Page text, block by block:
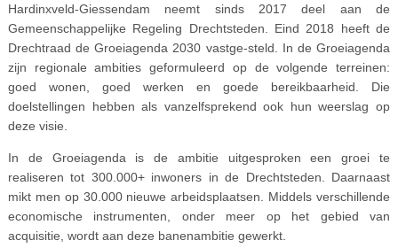
Hardinxveld-Giessendam neemt sinds 2017 deel aan de
Gemeenschappelijke Regeling Drechtsteden. Eind 2018 heeft de
Drechtraad de Groeiagenda 2030 vastge-steld. In de Groeiagenda
zijn regionale ambities geformuleerd op de volgende terreinen:
goed wonen, goed werken en goede bereikbaarheid. Die
doelstellingen hebben als vanzelfsprekend ook hun weerslag op
deze visie.
In de Groeiagenda is de ambitie uitgesproken een groei te
realiseren tot 300.000+ inwoners in de Drechtsteden. Daarnaast
mikt men op 30.000 nieuwe arbeidsplaatsen. Middels verschillende
economische instrumenten, onder meer op het gebied van
acquisitie, wordt aan deze banenambitie gewerkt.